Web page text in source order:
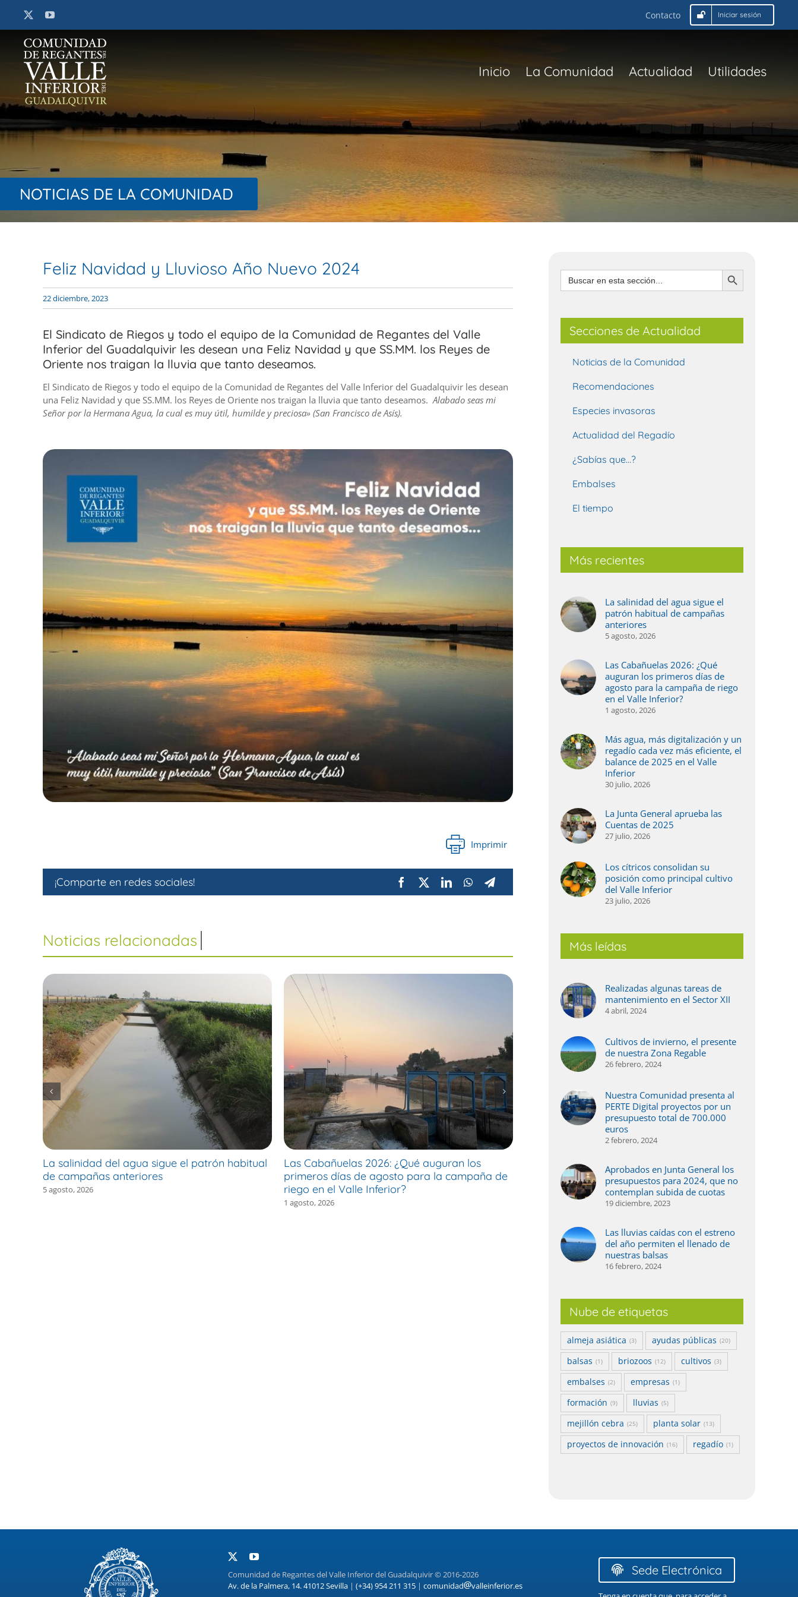
contenido
Contacto Iniciar sesión
Inicio La Comunidad Actualidad Utilidades
NOTICIAS DE LA COMUNIDAD
Feliz Navidad y Lluvioso Año Nuevo 2024
22 diciembre, 2023
El Sindicato de Riegos y todo el equipo de la Comunidad de Regantes del Valle
Inferior del Guadalquivir les desean una Feliz Navidad y que SS.MM. los Reyes de
Oriente nos traigan la lluvia que tanto deseamos.
El Sindicato de Riegos y todo el equipo de la Comunidad de Regantes del Valle Inferior del Guadalquivir les desean
una Feliz Navidad y que SS.MM. los Reyes de Oriente nos traigan la lluvia que tanto deseamos.Alabado seas mi
Señor por la Hermana Agua, la cual es muy útil, humilde y preciosa» (San Francisco de Asís).
Imprimir
¡Comparte en redes sociales!
La salinidad del agua sigue el patrón habitual
de campañas anteriores
5 agosto, 2026
Las Cabañuelas 2026: ¿Qué auguran los
primeros días de agosto para la campaña de
riego en el Valle Inferior?
1 agosto, 2026
Más agua, más digitalización y un regadío
cada vez más eficiente, el balance de 2025 en
el Valle Inferior
Buscar: Botón de búsqueda
Secciones de Actualidad
Noticias de la Comunidad
Recomendaciones
Especies invasoras
Actualidad del Regadío
¿Sabías que…?
Embalses
El tiempo
Más recientes
La salinidad del agua sigue el
patrón habitual de campañas
anteriores
5 agosto, 2026
Las Cabañuelas 2026: ¿Qué
auguran los primeros días de
agosto para la campaña de riego
en el Valle Inferior?
1 agosto, 2026
Más agua, más digitalización y un
regadío cada vez más eficiente, el
balance de 2025 en el Valle
Inferior
30 julio, 2026
La Junta General aprueba las
Cuentas de 2025
27 julio, 2026
Los cítricos consolidan su
posición como principal cultivo
del Valle Inferior
23 julio, 2026
Más leídas
Realizadas algunas tareas de
mantenimiento en el Sector XII
4 abril, 2024
Cultivos de invierno, el presente
de nuestra Zona Regable
26 febrero, 2024
Nuestra Comunidad presenta al
PERTE Digital proyectos por un
presupuesto total de 700.000
euros
2 febrero, 2024
Aprobados en Junta General los
presupuestos para 2024, que no
contemplan subida de cuotas
19 diciembre, 2023
Las lluvias caídas con el estreno
del año permiten el llenado de
nuestras balsas
16 febrero, 2024
Nube de etiquetas
almeja asiática (3) ayudas públicas (20)
balsas (1) briozoos (12) cultivos (3)
embalses (2) empresas (1)
formación (9) lluvias (5)
mejillón cebra (25) planta solar (13)
proyectos de innovación (16) regadío (1)
Comunidad de Regantes del Valle Inferior del Guadalquivir © 2016-2026
Av. de la Palmera, 14. 41012 Sevilla| (+34) 954 211 315| comunidad valleinferior.es
Sede Electrónica